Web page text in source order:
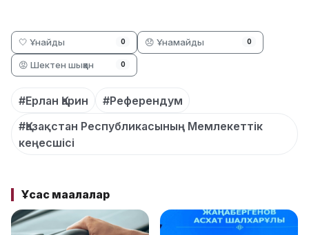
🤍 Ұнайды 0 😞 Ұнамайды 0
😡 Шектен шыққан 0
#Ерлан Қарин
#Референдум
#Қазақстан Республикасының Мемлекеттік
кеңесшісі
Ұқсас мақалалар